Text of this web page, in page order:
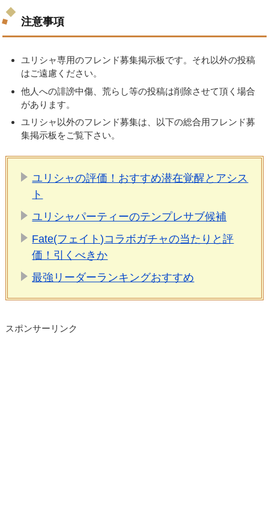
注意事項
ユリシャ専用のフレンド募集掲示板です。それ以外の投稿
はご遠慮ください。
他人への誹謗中傷、荒らし等の投稿は削除させて頂く場合
があります。
ユリシャ以外のフレンド募集は、以下の総合用フレンド募
集掲示板をご覧下さい。
ユリシャの評価！おすすめ潜在覚醒とアシス
ト
ユリシャパーティーのテンプレサブ候補
Fate(フェイト)コラボガチャの当たりと評
価！引くべきか
最強リーダーランキングおすすめ
スポンサーリンク